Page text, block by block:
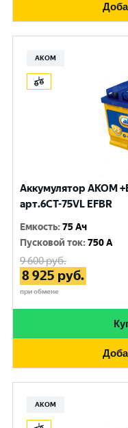
АКОМ
Аккумулятор AKOM
арт.6СТ-75VL EFBR
Емкость:75 Ач
Пусковой ток:750 A
9 600руб.
8 925 руб.
при обмене
АКОМ